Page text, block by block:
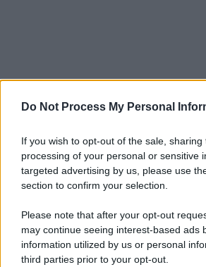
Do Not Process My Personal
If you wish to opt-out of the sale,
processing of your personal or sensitive
targeted advertising by us, please use
section to confirm your selection.
Please note that after your opt-out
may continue seeing interest-based ads
information utilized by us or personal
third parties prior to your opt-out.